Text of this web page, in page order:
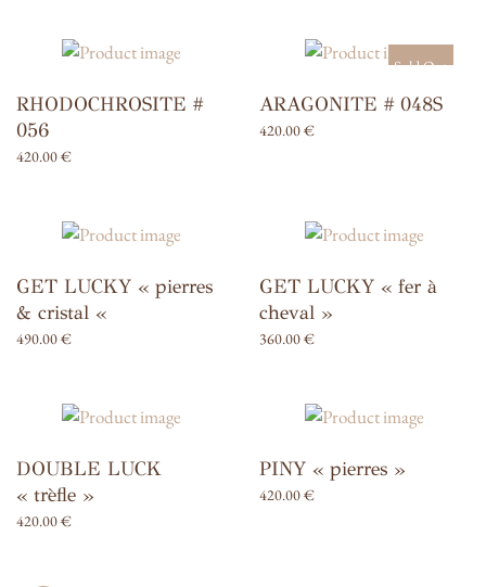
RHODOCHROSITE #
056
420.00€
Sold Out
ARAGONITE # 048S
420.00€
GET LUCKY « pierres
& cristal «
490.00€
GET LUCKY « fer à
cheval »
360.00€
DOUBLE LUCK
« trèfle »
420.00€
PINY « pierres »
420.00€